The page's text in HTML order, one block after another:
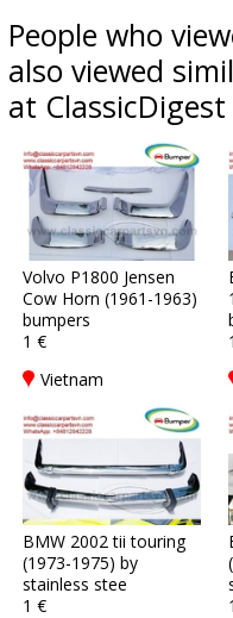
People who
also viewed
at ClassicDigest
Volvo P1800 Jensen
Cow Horn (1961-1963)
bumpers
1 €
Vietnam
BMW 2002 tii touring
(1973-1975) by
stainless stee
1 €